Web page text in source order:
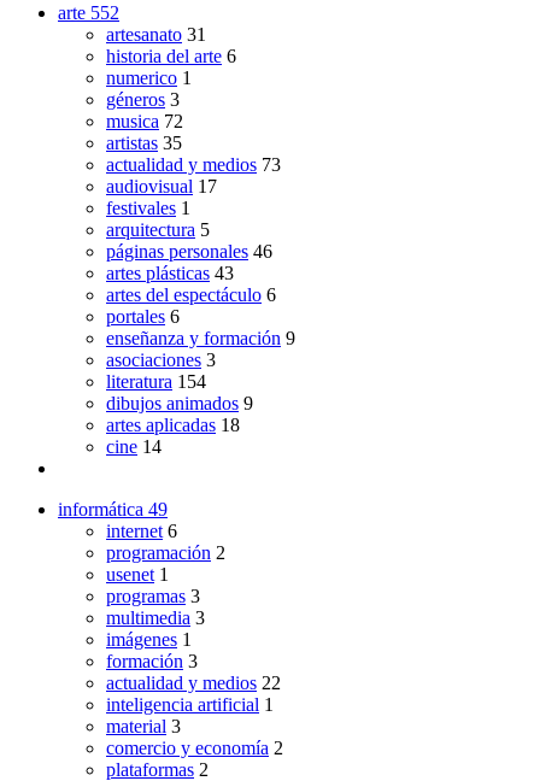
arte 552
artesanato 31
historia del arte 6
numerico 1
géneros 3
musica 72
artistas 35
actualidad y medios 73
audiovisual 17
festivales 1
arquitectura 5
páginas personales 46
artes plásticas 43
artes del espectáculo 6
portales 6
enseñanza y formación 9
asociaciones 3
literatura 154
dibujos animados 9
artes aplicadas 18
cine 14
informática 49
internet 6
programación 2
usenet 1
programas 3
multimedia 3
imágenes 1
formación 3
actualidad y medios 22
inteligencia artificial 1
material 3
comercio y economía 2
plataformas 2